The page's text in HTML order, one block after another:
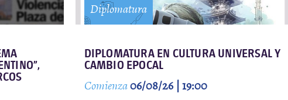
Diplomatura
DIPLOMATURA EN CULTURA UNIVERSAL Y
CAMBIO EPOCAL
Comienza06/08/26 | 19:00